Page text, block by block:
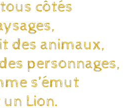
côtés
des animaux,
personnages,
s’émut
Lion.